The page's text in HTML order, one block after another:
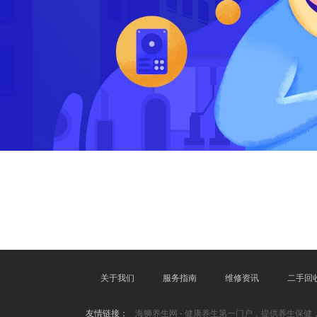
关于我们 服务指南 维修资讯 二手回
友情链接： 海狮养生网 - 健康养生第一门户，提供养生保健